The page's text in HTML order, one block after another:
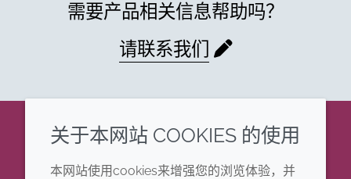
需要产品相关信息帮助吗？
请联系我们
企业 法律信息
关于本网站 COOKIES 的使用
本网站使用cookies来增强您的浏览体验，并